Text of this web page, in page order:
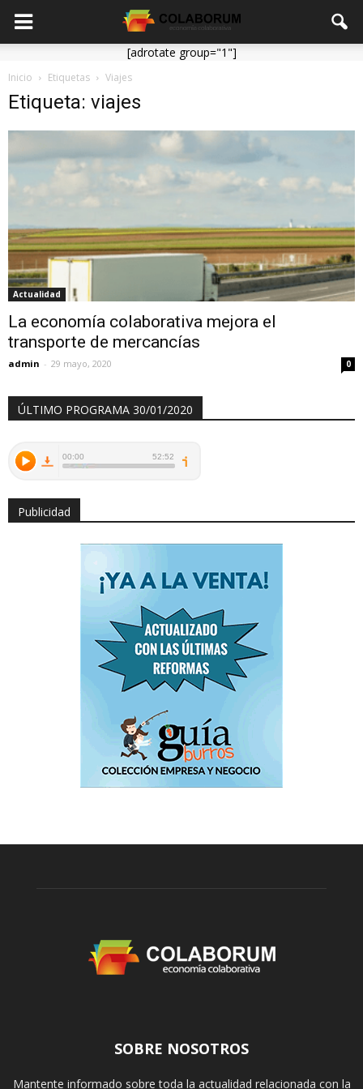
[adrotate group="1"]
Inicio Etiquetas Viajes
Etiqueta: viajes
Actualidad
La economía colaborativa mejora el
transporte de mercancías
admin - 29 mayo, 2020 0
ÚLTIMO PROGRAMA 30/01/2020
Publicidad
SOBRE NOSOTROS
Mantente informado sobre toda la actualidad relacionada con la